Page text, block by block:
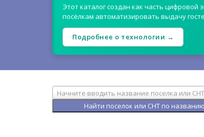
Этот каталог создан как часть цифровой
посёлкам автоматизировать выдачу
Подробнее о технологии →
Начните вводить название поселка или